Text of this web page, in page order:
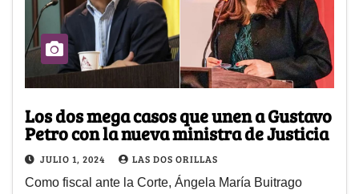
Los dos mega casos que unen a Gustavo
Petro con la nueva ministra de Justicia
JULIO 1, 2024 LAS DOS ORILLAS
Como fiscal ante la Corte, Ángela María Buitrago